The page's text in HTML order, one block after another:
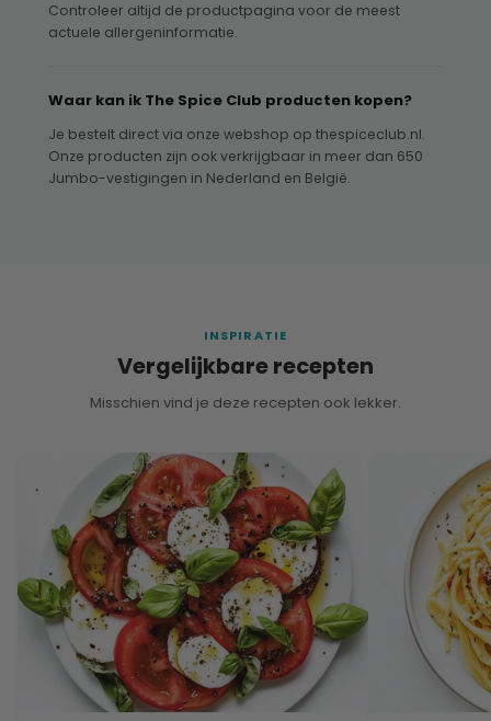
Controleer altijd de productpagina voor de meest
actuele allergeninformatie.
Waar kan ik The Spice Club producten kopen?
Je bestelt direct via onze webshop op thespiceclub.nl.
Onze producten zijn ook verkrijgbaar in meer dan 650
Jumbo-vestigingen in Nederland en België.
INSPIRATIE
Vergelijkbare recepten
Misschien vind je deze recepten ook lekker.